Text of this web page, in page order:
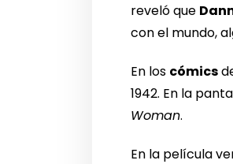
reveló que
con el mundo,
En los cómics
1942. En la
Woman.
En la película